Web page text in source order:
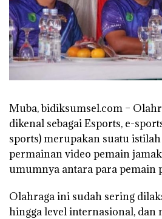
Muba, bidiksumsel.com –
dikenal sebagai Esports, e-
sports) merupakan suatu
permainan video pemain
umumnya antara para pemain
Olahraga ini sudah sering
hingga level internasional, dan